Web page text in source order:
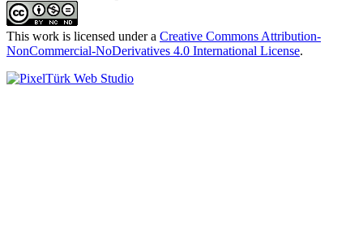
This work is licensed under a Creative Commons Attribution-
NonCommercial-NoDerivatives 4.0 International License.